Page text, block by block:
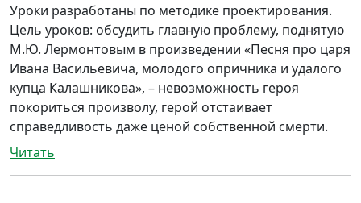
Уроки разработаны по методике проектирования.
Цель уроков: обсудить главную проблему, поднятую
М.Ю. Лермонтовым в произведении «Песня про царя
Ивана Васильевича, молодого опричника и удалого
купца Калашникова», – невозможность героя
покориться произволу, герой отстаивает
справедливость даже ценой собственной смерти.
Читать